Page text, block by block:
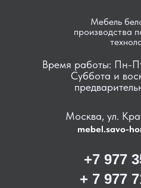
+ 7 977
Время работы: Пн-
Суббота и
Москва, ул.
+7 977
Мебель
производства
mebel.savo-